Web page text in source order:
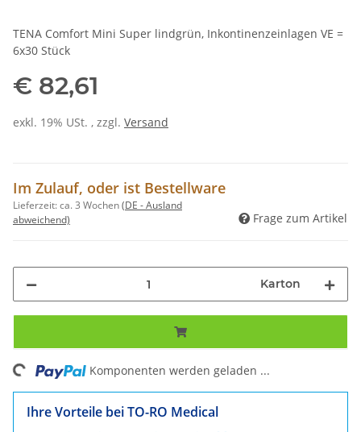
TENA Comfort Mini Super lindgrün, Inkontinenzeinlagen VE =
6x30 Stück
€ 82,61
exkl. 19% USt. , zzgl. Versand
Im Zulauf, oder ist Bestellware
Lieferzeit:ca. 3 Wochen(DE - Ausland
abweichend)
Frage zum Artikel
Karton
Komponenten werden geladen ...
Ihre Vorteile bei TO-RO Medical